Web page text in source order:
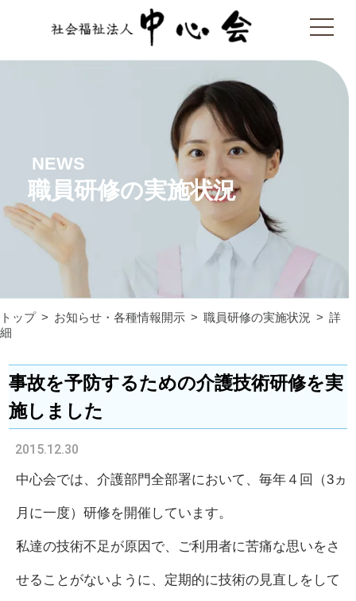
NEWS
職員研修の実施状況
トップ お知らせ・各種情報開示 職員研修の実施状況
詳
細
事故を予防するための介護技術研修を実
施しました
2015.12.30
中心会では、介護部門全部署において、毎年４回（3ヵ
月に一度）研修を開催しています。
私達の技術不足が原因で、ご利用者に苦痛な思いをさ
せることがないように、定期的に技術の見直しをして